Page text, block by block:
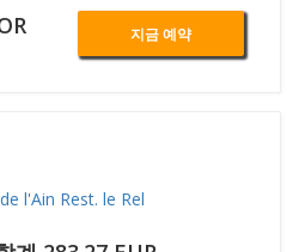
지금 예약
l'Ain Rest. le Rel